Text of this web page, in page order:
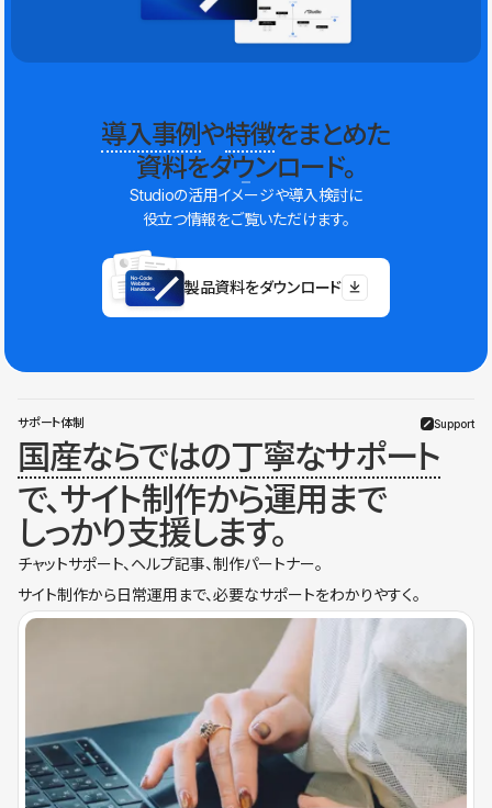
導入事例や特徴をまとめた
資料をダウンロード。
Studioの活用イメージや導入検討に
役立つ情報をご覧いただけます。
製品資料をダウンロード
サポート体制 Support
国産ならではの丁寧なサポート
で、サイト制作から運用まで
しっかり支援します。
チャットサポート、ヘルプ記事、制作パートナー。
サイト制作から日常運用まで、必要なサポートをわかりやすく。